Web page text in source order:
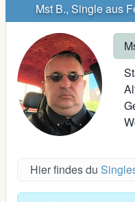
Mst B., Single aus
Hier findes du